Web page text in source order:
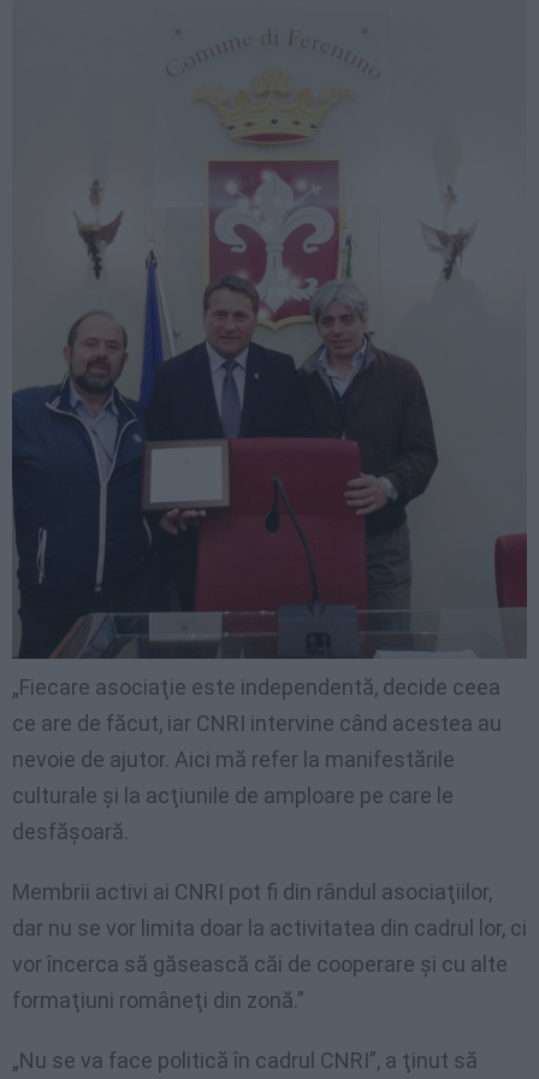
„Fiecare asociaţie este independentă, decide ceea
ce are de făcut, iar CNRI intervine când acestea au
nevoie de ajutor. Aici mă refer la manifestările
culturale şi la acţiunile de amploare pe care le
desfăşoară.
Membrii activi ai CNRI pot fi din rândul asociaţiilor,
dar nu se vor limita doar la activitatea din cadrul lor, ci
vor încerca să găsească căi de cooperare şi cu alte
formaţiuni româneţi din zonă.”
„Nu se va face politică în cadrul CNRI”, a ţinut să